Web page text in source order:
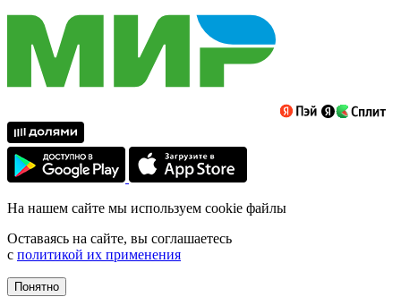
На нашем сайте мы используем cookie файлы
Оставаясь на сайте, вы соглашаетесь
с политикой их применения
Понятно